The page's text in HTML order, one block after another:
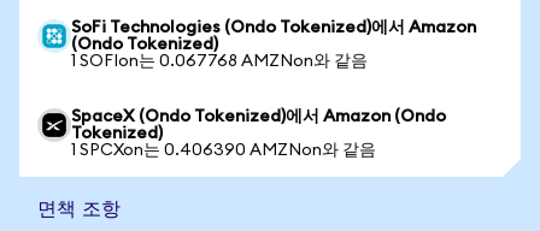
SoFi Technologies (Ondo Tokenized)에서 Amazon
(Ondo Tokenized)
1 SOFIon는 0.067768 AMZNon와 같음
SpaceX (Ondo Tokenized)에서 Amazon (Ondo
Tokenized)
1 SPCXon는 0.406390 AMZNon와 같음
면책 조항